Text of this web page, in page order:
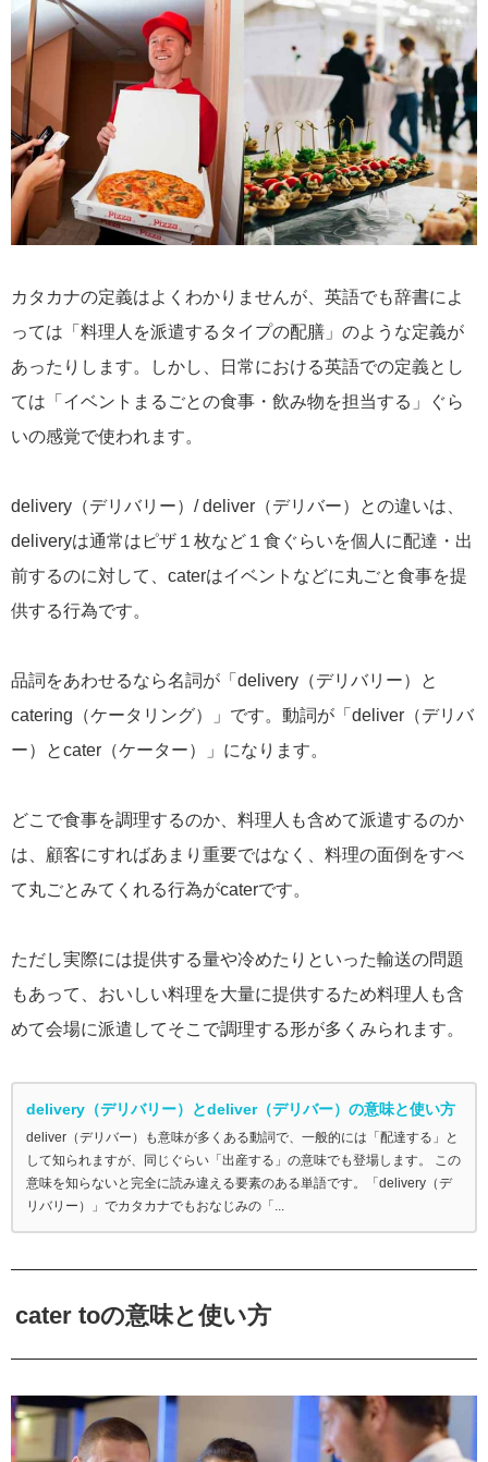
カタカナの定義はよくわかりませんが、英語でも辞書によ
っては「料理人を派遣するタイプの配膳」のような定義が
あったりします。しかし、日常における英語での定義とし
ては「イベントまるごとの食事・飲み物を担当する」ぐら
いの感覚で使われます。
delivery（デリバリー）/ deliver（デリバー）との違いは、
deliveryは通常はピザ１枚など１食ぐらいを個人に配達・出
前するのに対して、caterはイベントなどに丸ごと食事を提
供する行為です。
品詞をあわせるなら名詞が「delivery（デリバリー）と
catering（ケータリング）」です。動詞が「deliver（デリバ
ー）とcater（ケーター）」になります。
どこで食事を調理するのか、料理人も含めて派遣するのか
は、顧客にすればあまり重要ではなく、料理の面倒をすべ
て丸ごとみてくれる行為がcaterです。
ただし実際には提供する量や冷めたりといった輸送の問題
もあって、おいしい料理を大量に提供するため料理人も含
めて会場に派遣してそこで調理する形が多くみられます。
delivery（デリバリー）とdeliver（デリバー）の意味と使い方
deliver（デリバー）も意味が多くある動詞で、一般的には「配達する」と
して知られますが、同じぐらい「出産する」の意味でも登場します。 この
意味を知らないと完全に読み違える要素のある単語です。「delivery（デ
リバリー）」でカタカナでもおなじみの「...
cater toの意味と使い方